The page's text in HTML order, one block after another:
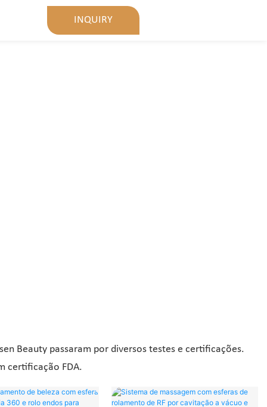
INQUIRY
Beauty passaram por diversos testes e certificações.
certificação FDA.